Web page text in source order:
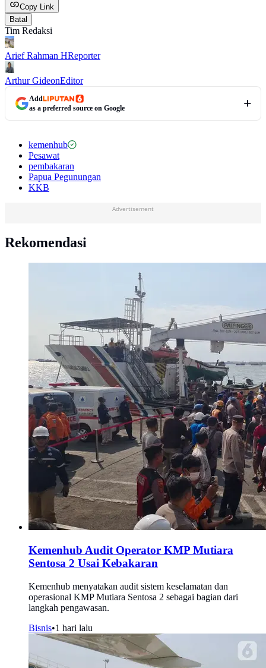
Copy Link
Batal
Tim Redaksi
Arief Rahman HReporter
Arthur GideonEditor
Add
as a preferred source on Google
kemenhub
Pesawat
pembakaran
Papua Pegunungan
KKB
Advertisement
Rekomendasi
Kemenhub Audit Operator KMP Mutiara
Sentosa 2 Usai Kebakaran
Kemenhub menyatakan audit sistem keselamatan dan
operasional KMP Mutiara Sentosa 2 sebagai bagian dari
langkah pengawasan.
Bisnis•1 hari lalu